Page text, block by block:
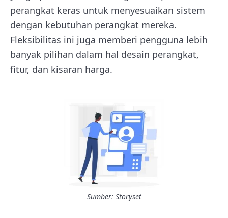
perangkat keras untuk menyesuaikan sistem
dengan kebutuhan perangkat mereka.
Fleksibilitas ini juga memberi pengguna lebih
banyak pilihan dalam hal desain perangkat,
fitur, dan kisaran harga.
Sumber: Storyset